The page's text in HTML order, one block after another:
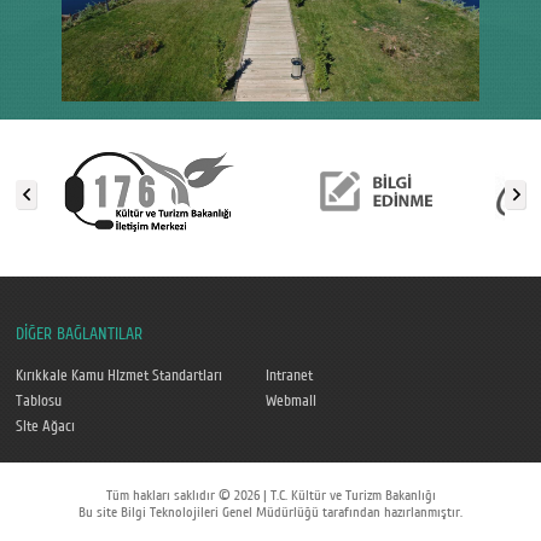
DİĞER BAĞLANTILAR
Kırıkkale Kamu Hizmet Standartları
Tablosu
Intranet
Webmail
Site Ağacı
Tüm hakları saklıdır © 2026 | T.C. Kültür ve Turizm Bakanlığı
Bu site Bilgi Teknolojileri Genel Müdürlüğü tarafından hazırlanmıştır.